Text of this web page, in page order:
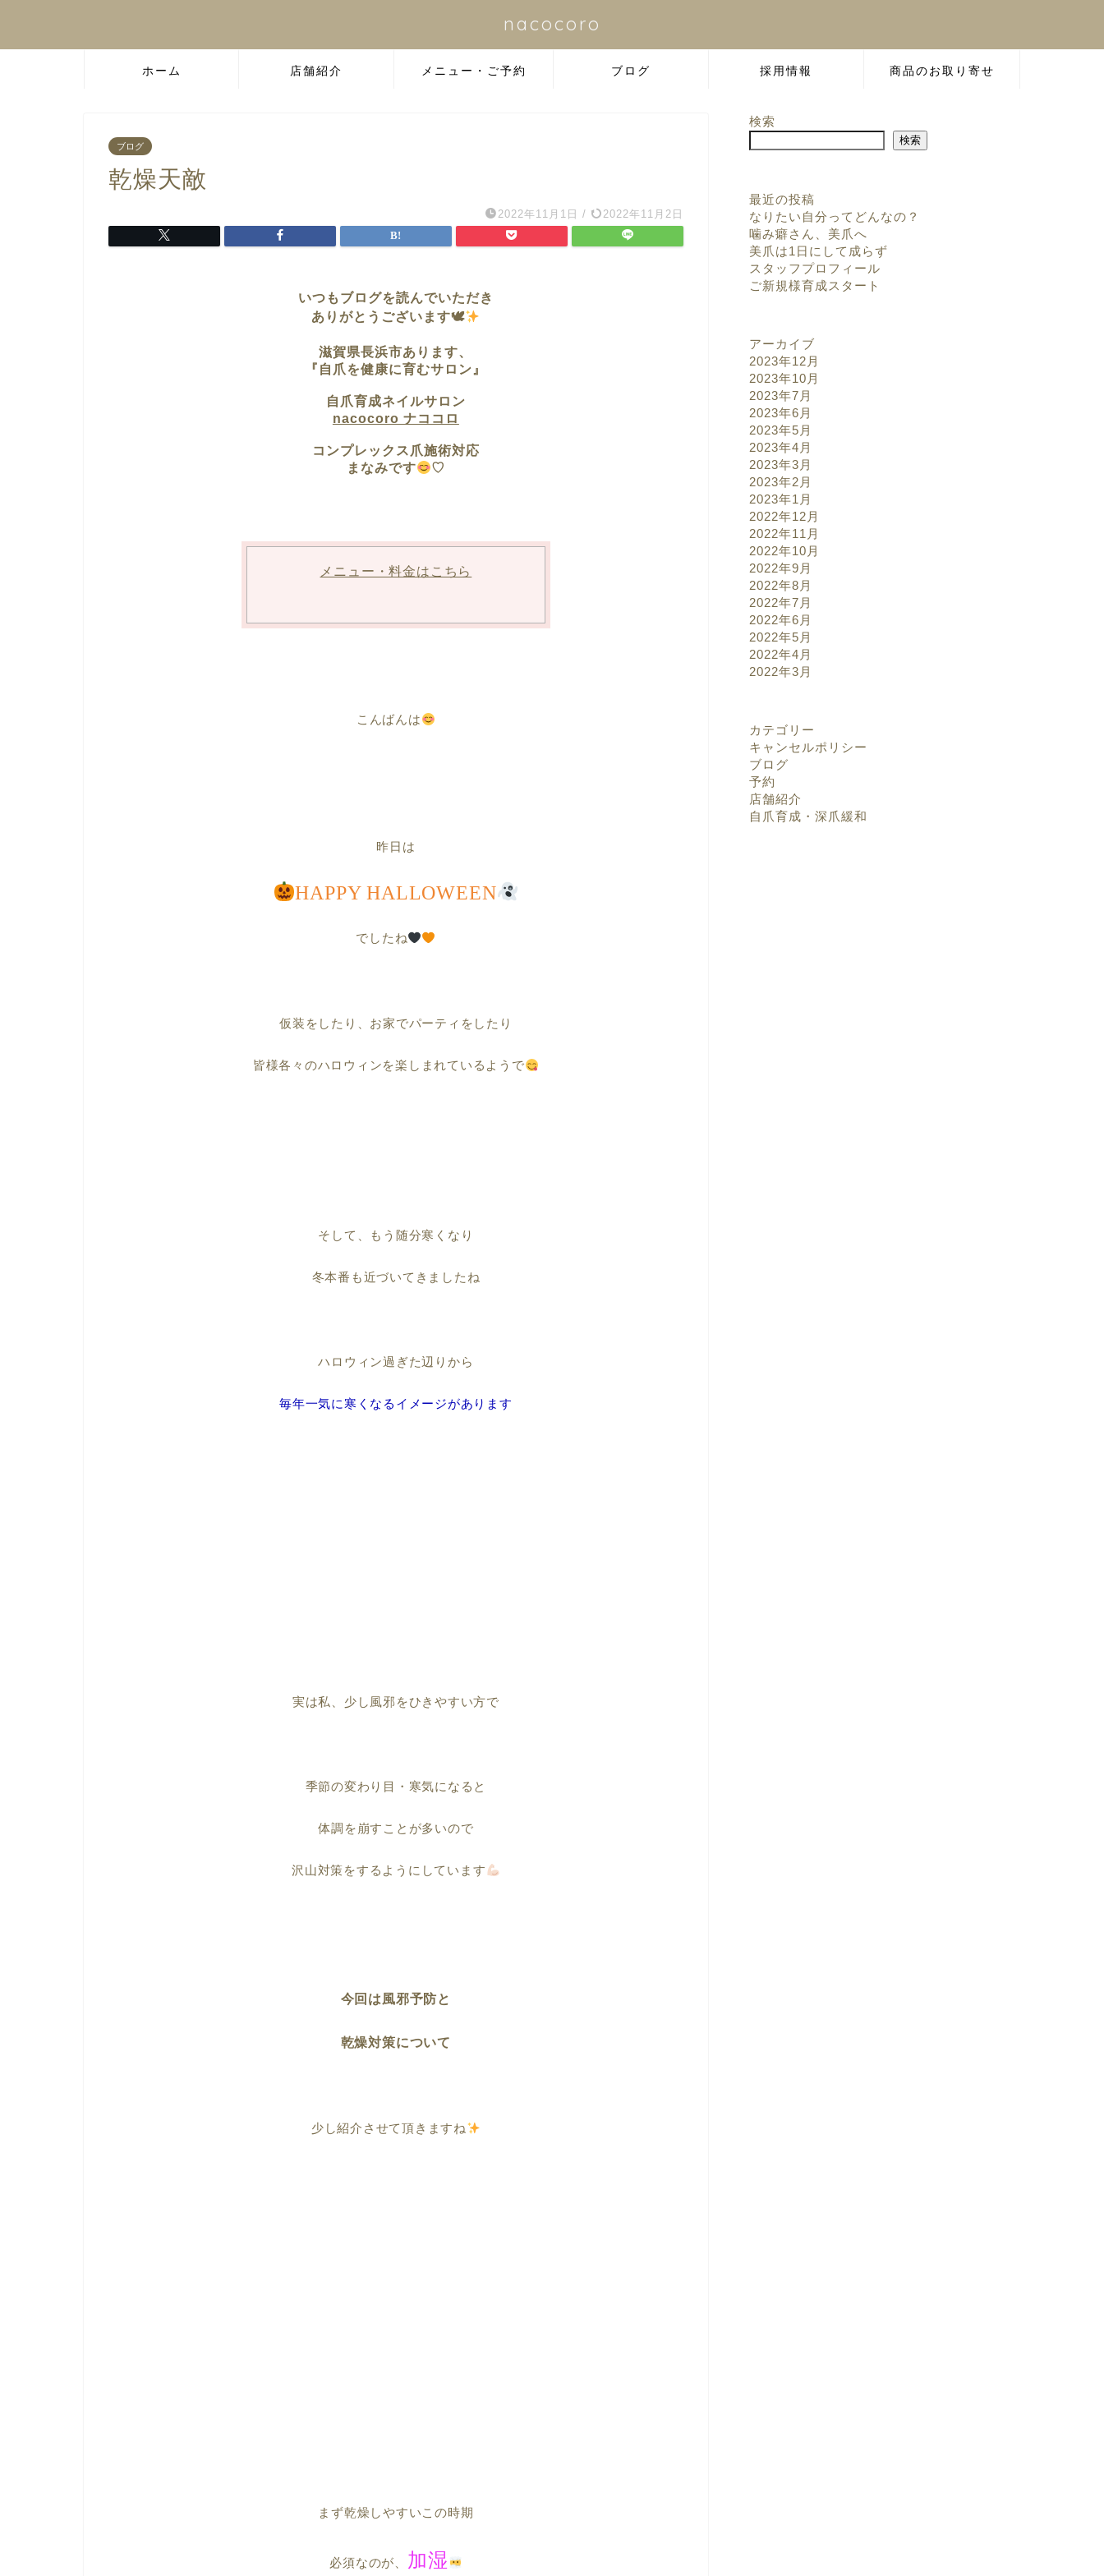
nacocoro
ホーム 店舗紹介 メニュー・ご予約 ブログ 採用情報 商品のお取り寄せ
ブログ
乾燥天敵
2022年11月1日 / 2022年11月2日
いつもブログを読んでいただき
ありがとうございます🕊
滋賀県長浜市あります、
『自爪を健康に育むサロン』
自爪育成ネイルサロン
nacocoro ナココロ
コンプレックス爪施術対応
まなみです
♡
メニュー・料金はこちら
こんばんは
昨日は
HAPPY HALLOWEEN
でしたね
仮装をしたり、お家でパーティをしたり
皆様各々のハロウィンを楽しまれているようで
そして、もう随分寒くなり
冬本番も近づいてきましたね
ハロウィン過ぎた辺りから
毎年一気に寒くなるイメージがあります
実は私、少し風邪をひきやすい方で
季節の変わり目・寒気になると
体調を崩すことが多いので
沢山対策をするようにしています
今回は風邪予防と
乾燥対策について
少し紹介させて頂きますね
まず乾燥しやすいこの時期
必須なのが、 加湿
検索
検索
最近の投稿
なりたい自分ってどんなの？
噛み癖さん、美爪へ
美爪は1日にして成らず
スタッフプロフィール
ご新規様育成スタート
アーカイブ
2023年12月
2023年10月
2023年7月
2023年6月
2023年5月
2023年4月
2023年3月
2023年2月
2023年1月
2022年12月
2022年11月
2022年10月
2022年9月
2022年8月
2022年7月
2022年6月
2022年5月
2022年4月
2022年3月
カテゴリー
キャンセルポリシー
ブログ
予約
店舗紹介
自爪育成・深爪緩和